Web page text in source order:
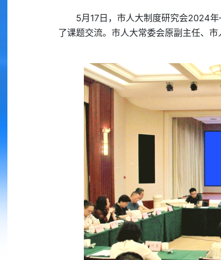
5月17日，市人大制度研究会2024
了课题交流。市人大常委会原副主任、